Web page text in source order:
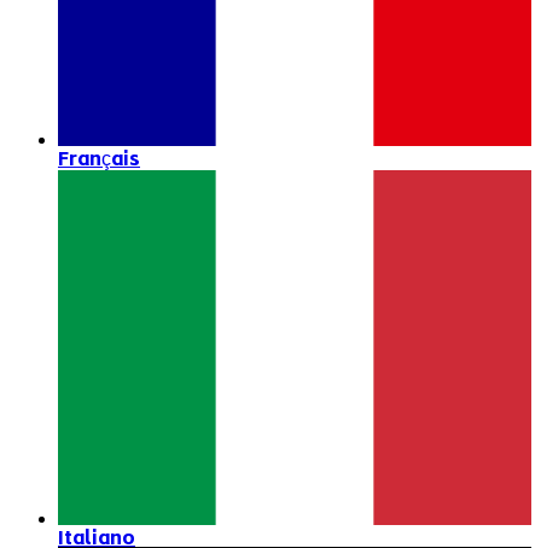
Français
Italiano